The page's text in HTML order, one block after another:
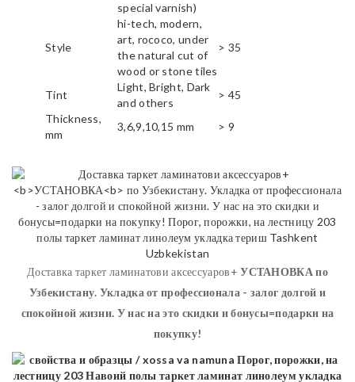
special varnish)
Style
hi-tech, modern,
art, rococo, under
the natural cut of
wood or stone tiles
> 35
Tint
Light, Bright, Dark
and others
> 45
Thickness,
mm
3,6,9,10,15 mm > 9
Доставка таркет ламинатови аксессуаров+УСТАНОВКАпо
Узбекистану. Укладка от профессионала - залог долгой и
спокойной жизни. У нас на это скидки и бонусы=подарки на
покупку!